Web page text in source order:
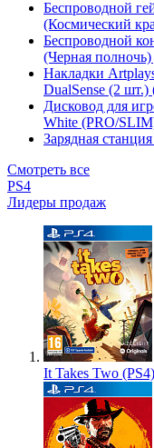
Беспроводной
(Космический
Беспроводной
(Черная полночь)
Накладки
DualSense (2 шт.)
Дисковод для
White (PRO/
Зарядная
Смотреть все
PS4
Лидеры продаж
It Takes Two (PS4)